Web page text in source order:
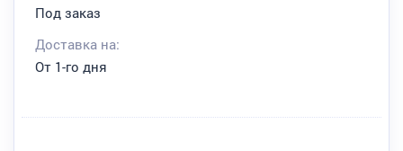
Под заказ
Доставка на:
От 1-го дня